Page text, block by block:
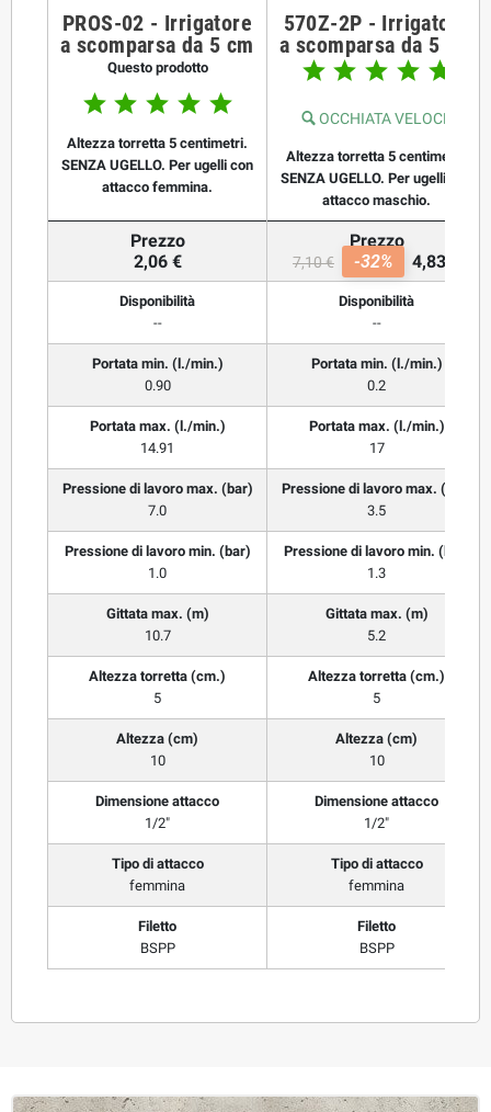
PROS-02 - Irrigatore
a scomparsa da 5 cm
Questo prodotto
    
Altezza torretta 5 centimetri.
SENZA UGELLO. Per ugelli con
attacco femmina.
570Z-2P - Irrigatore
a scomparsa da 5 cm
    
OCCHIATA VELOCE
Altezza torretta 5 centimetri.
SENZA UGELLO. Per ugelli con
attacco maschio.
Prezzo
2,06 €
Prezzo
7,10 € -32% 4,83 €
Disponibilità
--
Disponibilità
--
Portata min. (l./min.)
0.90
Portata min. (l./min.)
0.2
Portata max. (l./min.)
14.91
Portata max. (l./min.)
17
Pressione di lavoro max. (bar)
7.0
Pressione di lavoro max. (bar)
3.5
Pressione di lavoro min. (bar)
1.0
Pressione di lavoro min. (bar)
1.3
Gittata max. (m)
10.7
Gittata max. (m)
5.2
Altezza torretta (cm.)
5
Altezza torretta (cm.)
5
Altezza (cm)
10
Altezza (cm)
10
Dimensione attacco
1/2"
Dimensione attacco
1/2"
Tipo di attacco
femmina
Tipo di attacco
femmina
Filetto
BSPP
Filetto
BSPP